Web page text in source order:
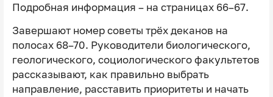
Подробная информация – на страницах 66–67.
Завершают номер советы трёх деканов на
полосах 68–70. Руководители биологического,
геологического, социологического факультетов
рассказывают, как правильно выбрать
направление, расставить приоритеты и начать